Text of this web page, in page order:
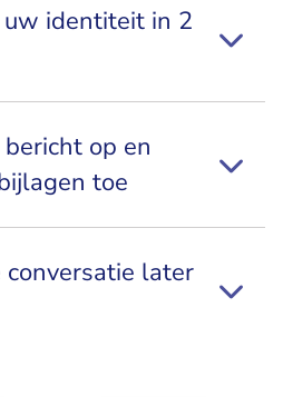
identiteit in 2
op en
toe
later